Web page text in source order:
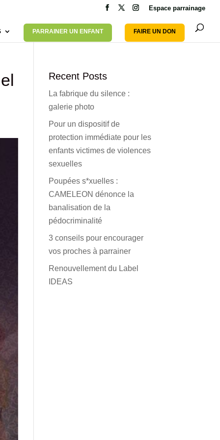
Espace parrainage
PARRAINER UN ENFANT FAIRE UN DON
Recent Posts
La fabrique du silence :
galerie photo
Pour un dispositif de
protection immédiate pour les
enfants victimes de violences
sexuelles
Poupées s*xuelles :
CAMELEON dénonce la
banalisation de la
pédocriminalité
3 conseils pour encourager
vos proches à parrainer
Renouvellement du Label
IDEAS